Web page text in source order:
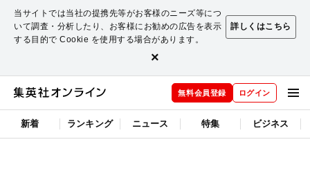
当サイトでは当社の提携先等がお客様のニーズ等につ
いて調査・分析したり、お客様にお勧めの広告を表示
する目的で Cookie を使用する場合があります。
詳しくはこちら
×
無料会員登録 ログイン
新着 ランキング ニュース 特集 ビジネス